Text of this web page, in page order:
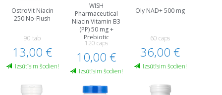
OstroVit Niacin
250 No-Flush
90 tab
13,00 €
Izsūtīsim šodien!
WISH
Pharmaceutical
Niacin Vitamin B3
(PP) 50 mg +
Prebiotic
120 caps
10,00 €
Izsūtīsim šodien!
Oly NAD+ 500 mg
60 caps
36,00 €
Izsūtīsim šodien!